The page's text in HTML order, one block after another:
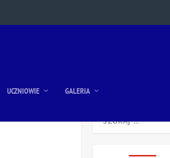
UCZNIOWIE GALERIA